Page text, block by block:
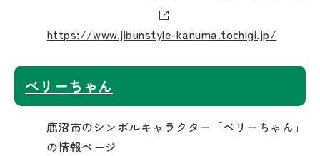
https://www.jibunstyle-kanuma.tochigi.jp/
ベリーちゃん
鹿沼市のシンボルキャラクター「ベリーちゃん」
の情報ページ